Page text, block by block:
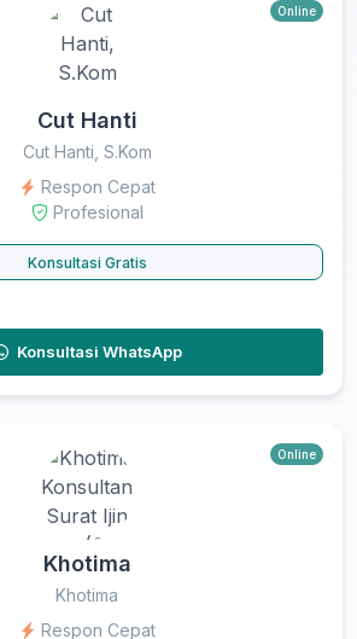
Online
Cut Hanti
Cut Hanti, S.Kom
Respon Cepat
Profesional
Konsultasi Gratis
Konsultasi WhatsApp
Online
Khotima
Khotima
Respon Cepat